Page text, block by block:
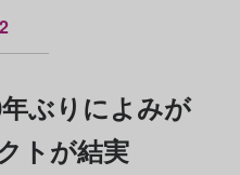
ぶりによみが
トが結実